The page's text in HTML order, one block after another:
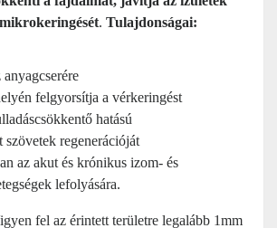
. Tulajdonságai:
felgyorsítja a vérkeringést
hatású
szövetek regenerációját
az akut és krónikus izom- és
lefolyására.
fel az érintett területre legalább 1mm